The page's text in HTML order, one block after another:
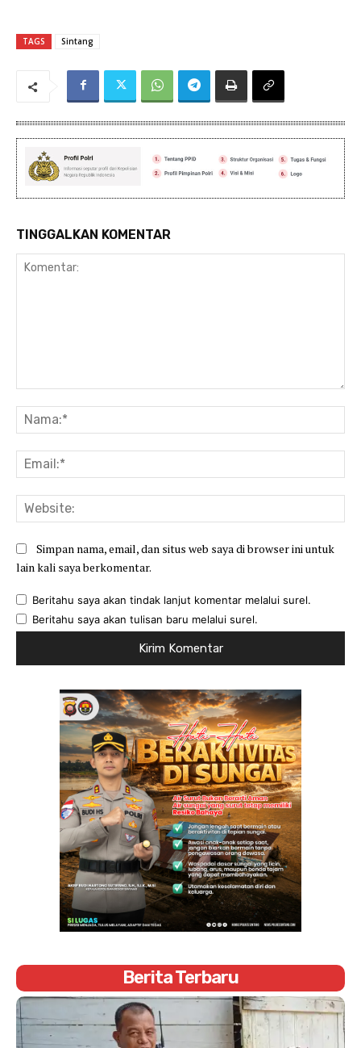
TAGS Sintang
TINGGALKAN KOMENTAR
Simpan nama, email, dan situs web saya di browser ini untuk
lain kali saya berkomentar.
Beritahu saya akan tindak lanjut komentar melalui surel.
Beritahu saya akan tulisan baru melalui surel.
Berita Terbaru